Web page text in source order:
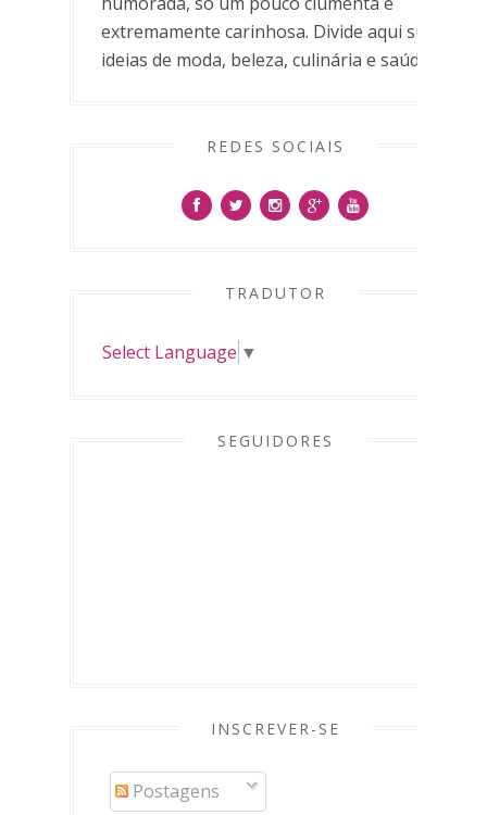
extremamente carinhosa. Divide aqui suas
ideias de moda, beleza, culinária e saúde.
REDES SOCIAIS
TRADUTOR
Select Language ▼
SEGUIDORES
INSCREVER-SE
Postagens